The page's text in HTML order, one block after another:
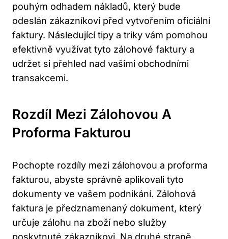
pouhým odhadem nákladů, který bude
odeslán zákazníkovi před vytvořením oficiální
faktury. Následující tipy a triky vám pomohou
efektivně využívat tyto zálohové faktury a
udržet si přehled nad vašimi obchodními
transakcemi.
Rozdíl Mezi Zálohovou A
Proforma Fakturou
Pochopte rozdíly mezi zálohovou a proforma
fakturou, abyste správně aplikovali tyto
dokumenty ve vašem podnikání. Zálohová
faktura je předznamenaný dokument, který
určuje zálohu na zboží nebo služby
poskytnuté zákazníkovi. Na druhé straně,